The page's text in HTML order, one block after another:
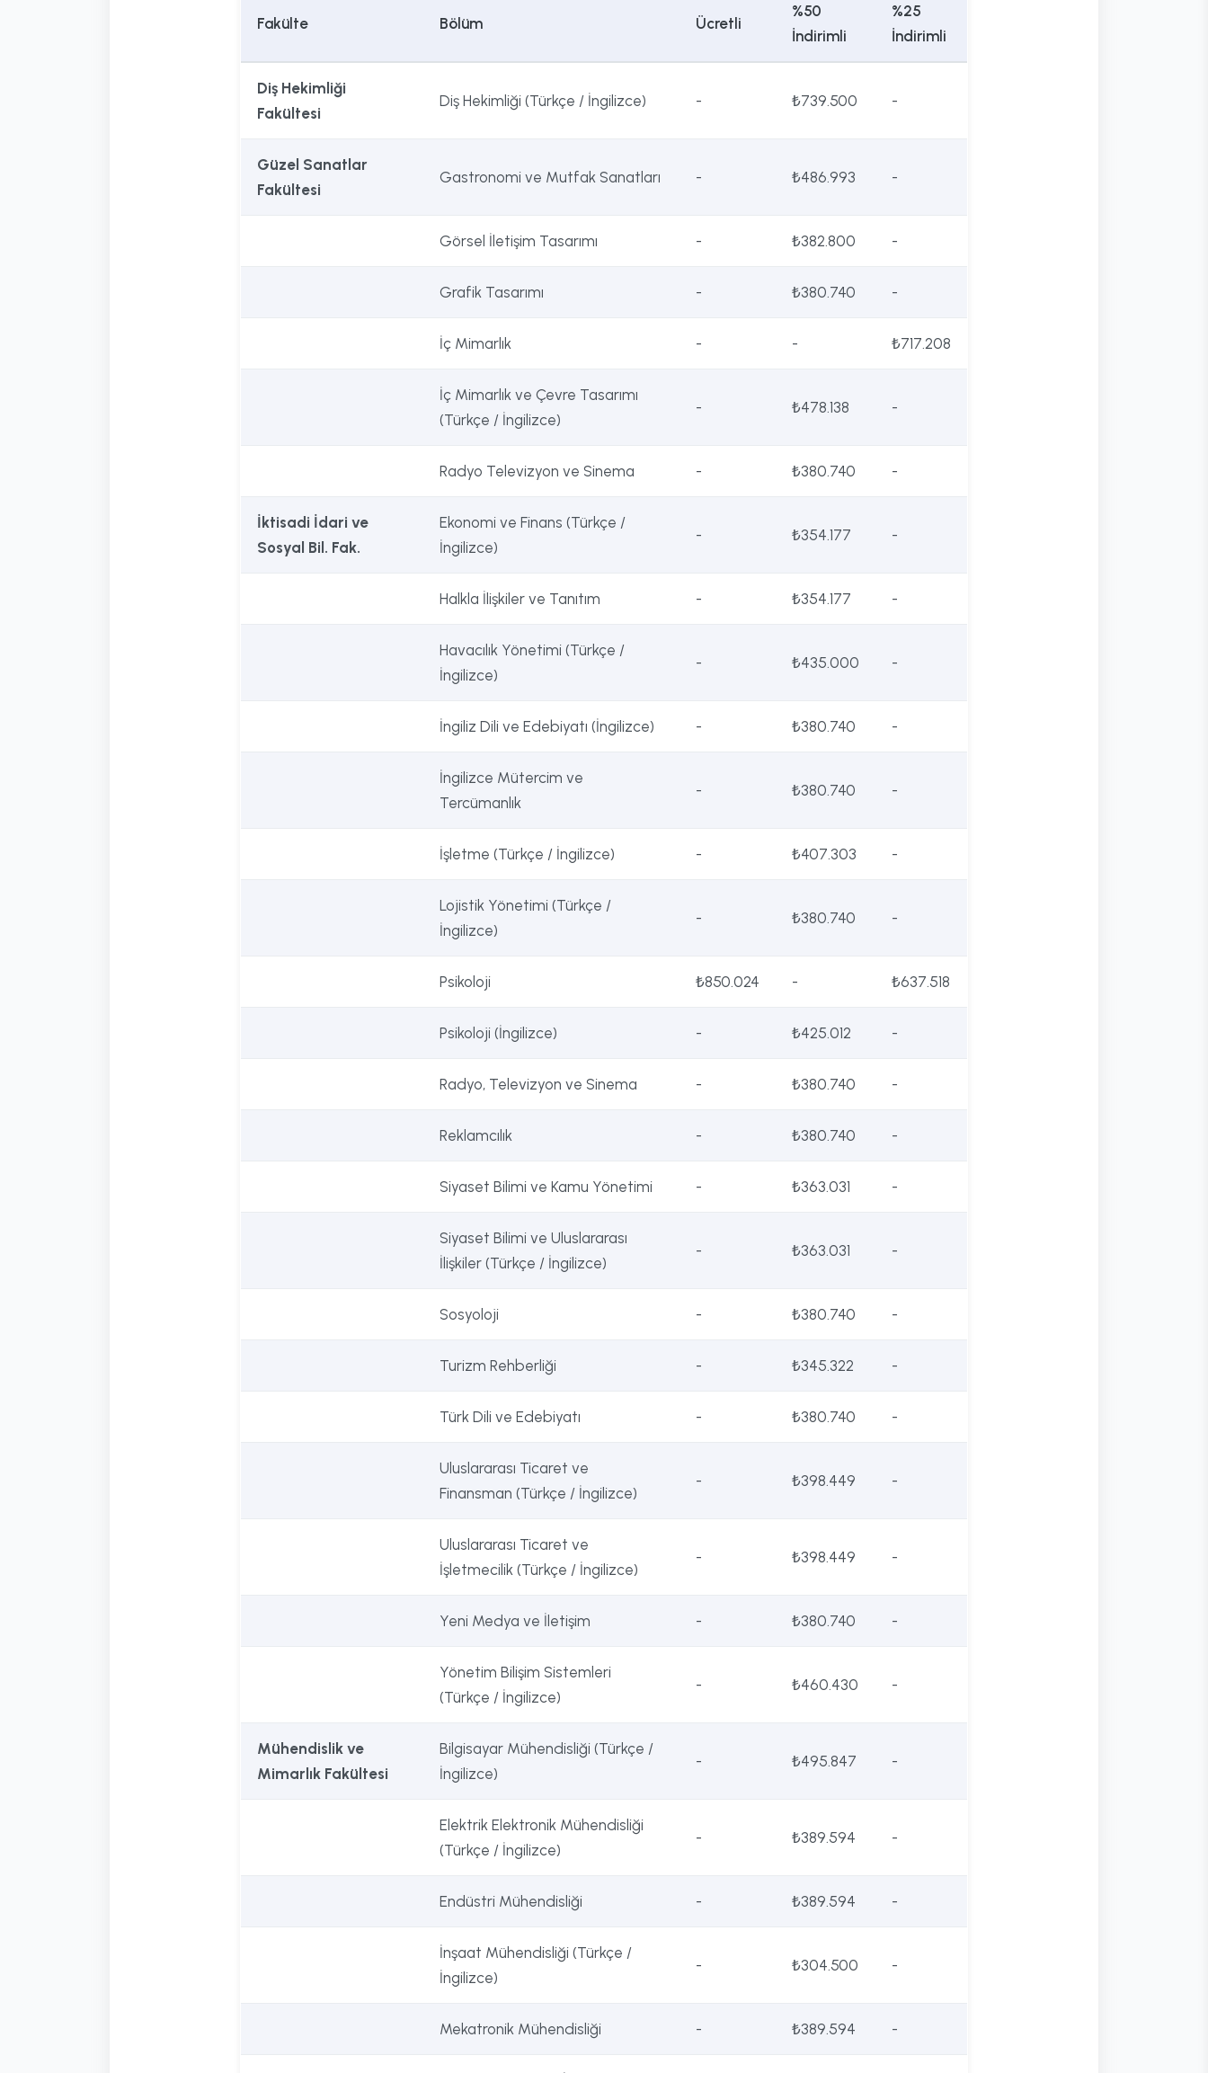
Fakülte Bölüm Ücretli
%50
İndirimli
%25
İndirimli
Diş Hekimliği
Fakültesi
Diş Hekimliği (Türkçe / İngilizce) - ₺739.500 -
Güzel Sanatlar
Fakültesi
Gastronomi ve Mutfak Sanatları - ₺486.993 -
Görsel İletişim Tasarımı - ₺382.800 -
Grafik Tasarımı - ₺380.740 -
İç Mimarlık - - ₺717.208
İç Mimarlık ve Çevre Tasarımı
(Türkçe / İngilizce)
- ₺478.138 -
Radyo Televizyon ve Sinema - ₺380.740 -
İktisadi İdari ve
Sosyal Bil. Fak.
Ekonomi ve Finans (Türkçe /
İngilizce)
- ₺354.177 -
Halkla İlişkiler ve Tanıtım - ₺354.177 -
Havacılık Yönetimi (Türkçe /
İngilizce)
- ₺435.000 -
İngiliz Dili ve Edebiyatı (İngilizce) - ₺380.740 -
İngilizce Mütercim ve
Tercümanlık
- ₺380.740 -
İşletme (Türkçe / İngilizce) - ₺407.303 -
Lojistik Yönetimi (Türkçe /
İngilizce)
- ₺380.740 -
Psikoloji ₺850.024 - ₺637.518
Psikoloji (İngilizce) - ₺425.012 -
Radyo, Televizyon ve Sinema - ₺380.740 -
Reklamcılık - ₺380.740 -
Siyaset Bilimi ve Kamu Yönetimi - ₺363.031 -
Siyaset Bilimi ve Uluslararası
İlişkiler (Türkçe / İngilizce)
- ₺363.031 -
Sosyoloji - ₺380.740 -
Turizm Rehberliği - ₺345.322 -
Türk Dili ve Edebiyatı - ₺380.740 -
Uluslararası Ticaret ve
Finansman (Türkçe / İngilizce)
- ₺398.449 -
Uluslararası Ticaret ve
İşletmecilik (Türkçe / İngilizce)
- ₺398.449 -
Yeni Medya ve İletişim - ₺380.740 -
Yönetim Bilişim Sistemleri
(Türkçe / İngilizce)
- ₺460.430 -
Mühendislik ve
Mimarlık Fakültesi
Bilgisayar Mühendisliği (Türkçe /
İngilizce)
- ₺495.847 -
Elektrik Elektronik Mühendisliği
(Türkçe / İngilizce)
- ₺389.594 -
Endüstri Mühendisliği - ₺389.594 -
İnşaat Mühendisliği (Türkçe /
İngilizce)
- ₺304.500 -
Mekatronik Mühendisliği - ₺389.594 -